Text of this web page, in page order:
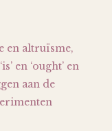
en altruïsme,
en ‘ought’ en
aan de